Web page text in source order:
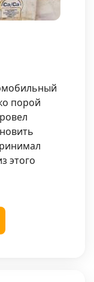
порой
этого